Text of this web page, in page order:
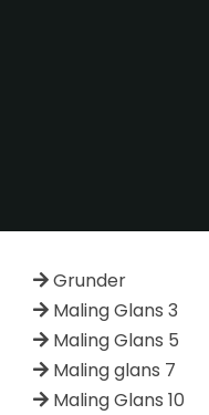
Grunder
Maling Glans 3
Maling Glans 5
Maling glans 7
Maling Glans 10
funktionalitet
fra hvordan
hjemmesiden
bruges.